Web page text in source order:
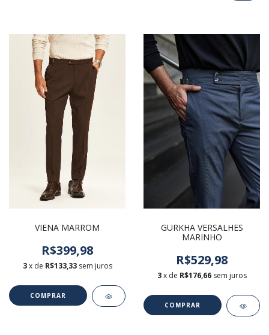
VIENA MARROM
R$399,98
3 x de R$133,33 sem juros
COMPRAR
GURKHA VERSALHES
MARINHO
R$529,98
3 x de R$176,66 sem juros
COMPRAR